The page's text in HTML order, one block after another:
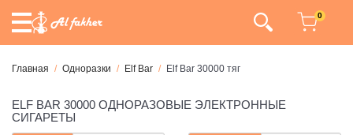
0
Главная Одноразки Elf Bar Elf Bar 30000 тяг
ELF BAR 30000 ОДНОРАЗОВЫЕ ЭЛЕКТРОННЫЕ
СИГАРЕТЫ